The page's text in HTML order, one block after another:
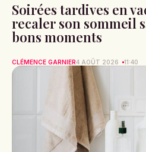
Soirées tardives en
recaler son sommeil
bons moments
CLÉMENCE GARNIER4 AOÛT 2026 11:40